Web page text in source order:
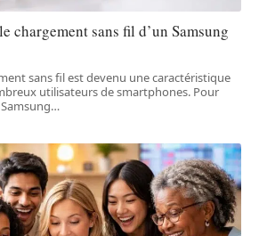
chargement sans fil d’un Samsung
sans fil est devenu une caractéristique
utilisateurs de smartphones. Pour
…